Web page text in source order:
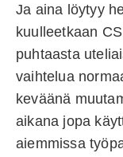
Ja aina löytyy
kuulleetkaan
puhtaasta
vaihtelua
keväänä
aikana jopa
aiemmissa